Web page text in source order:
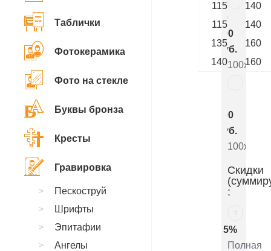
115
140
115
140
135
160
140
160
10
200
руб.
100x90x5
800
руб.
100x90x8
Скидки
:
?
5%
Полная
Таблички
Фотокерамика
Фото на стекле
Буквы бронза
Кресты
Гравировка
Пескоструй
Шрифты
Эпитафии
Ангелы